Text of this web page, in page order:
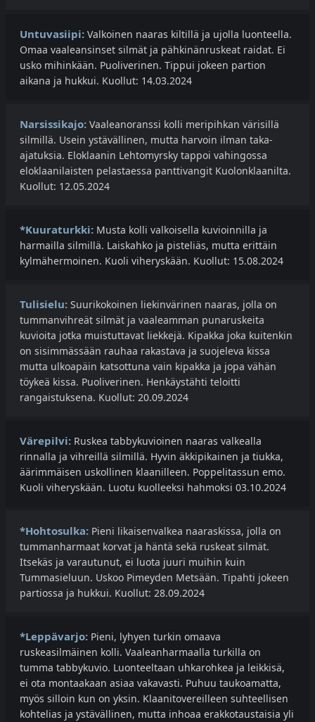
Untuvasiipi: Valkoinen naaras kiltillä ja ujolla luonteella.
Omaa vaaleansinset silmät ja pähkinänruskeat raidat. Ei
usko mihinkään. Puoliverinen. Tippui jokeen partion
aikana ja hukkui. Kuollut: 14.03.2024
Narsissikajo: Vaaleanoranssi kolli meripihkan värisillä
silmillä. Usein ystävällinen, mutta harvoin ilman taka-
ajatuksia. Eloklaanin Lehtomyrsky tappoi vahingossa
eloklaanilaisten pelastaessa panttivangit Kuolonklaanilta.
Kuollut: 12.05.2024
*Kuuraturkki: Musta kolli valkoisella kuvioinnilla ja
harmailla silmillä. Laiskahko ja pisteliäs, mutta erittäin
kylmähermoinen. Kuoli viheryskään. Kuollut: 15.08.2024
Tulisielu: Suurikokoinen liekinvärinen naaras, jolla on
tummanvihreät silmät ja vaaleamman punaruskeita
kuvioita jotka muistuttavat liekkejä. Kipakka joka kuitenkin
on sisimmässään rauhaa rakastava ja suojeleva kissa
mutta ulkoapäin katsottuna vain kipakka ja jopa vähän
töykeä kissa. Puoliverinen. Henkäystähti teloitti
rangaistuksena. Kuollut: 20.09.2024
Värepilvi: Ruskea tabbykuvioinen naaras valkealla
rinnalla ja vihreillä silmillä. Hyvin äkkipikainen ja tiukka,
äärimmäisen uskollinen klaanilleen. Poppelitassun emo.
Kuoli viheryskään. Luotu kuolleeksi hahmoksi 03.10.2024
*Hohtosulka: Pieni likaisenvalkea naaraskissa, jolla on
tummanharmaat korvat ja häntä sekä ruskeat silmät.
Itsekäs ja varautunut, ei luota juuri muihin kuin
Tummasieluun. Uskoo Pimeyden Metsään. Tipahti jokeen
partiossa ja hukkui. Kuollut: 28.09.2024
*Leppävarjo: Pieni, lyhyen turkin omaava
ruskeasilmäinen kolli. Vaaleanharmaalla turkilla on
tumma tabbykuvio. Luonteeltaan uhkarohkea ja leikkisä,
ei ota montaakaan asiaa vakavasti. Puhuu taukoamatta,
myös silloin kun on yksin. Klaanitovereilleen suhteellisen
kohtelias ja ystävällinen, mutta inhoaa erakkotaustaisia yli